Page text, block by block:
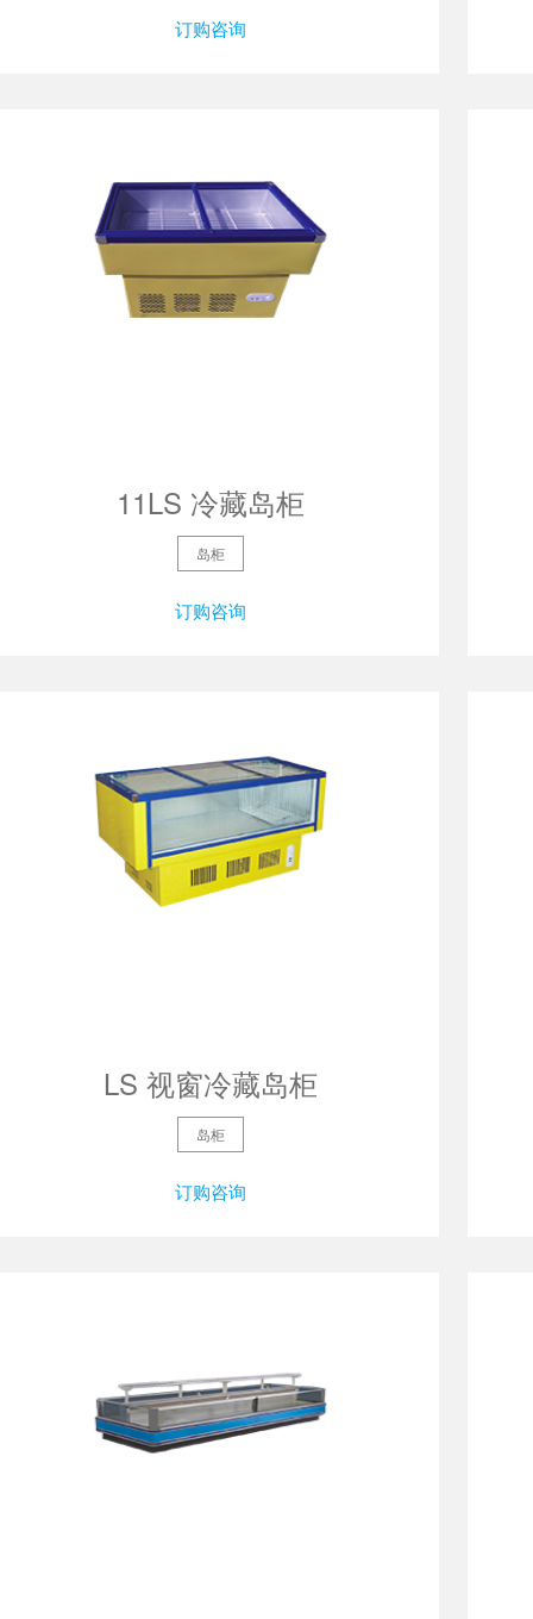
订购咨询
11LS 冷藏岛柜
岛柜
订购咨询
LS 视窗冷藏岛柜
岛柜
订购咨询